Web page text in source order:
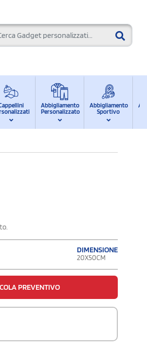
Abbigliamento
Personalizzato
Abbigliamento
Sportivo
DIMENSIONE
20X50CM
PREVENTIVO